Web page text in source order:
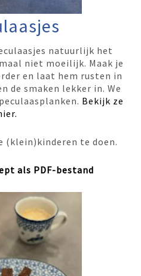
natuurlijk het
niet moeilijk. Maak je
en laat hem rusten in
de smaken lekker in. We
Bekijk ze
(klein)kinderen te doen.
als PDF-bestand